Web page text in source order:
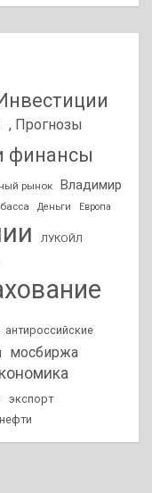
, Прогнозы
финансы
рынок
Владимир
Деньги Европа
ЛУКОЙЛ
антироссийские
мосбиржа
экспорт